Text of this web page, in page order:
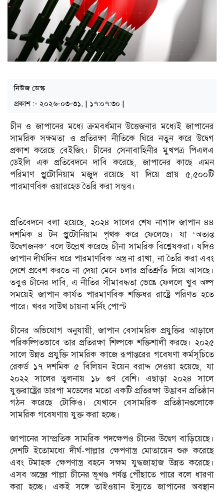
নিউজ ডেস্ক
প্রকাশ :- ২০২৬-০৩-৩১, | ১৭:০৭:৩০ |
চীন ও জাপানের মধ্যে ক্রমবর্ধমান উত্তেজনার মধ্যেই জাপানের
সামরিক সক্ষমতা ও প্রতিরক্ষা নীতিকে ঘিরে নতুন করে উদ্বেগ
প্রকাশ করেছে বেইজিং। চীনের সেনাবাহিনীর মুখপত্র পিএলএ
ডেইলি এক প্রতিবেদনে দাবি করেছে, জাপানের কাছে এমন
পরিমাণ প্লুটোনিয়াম মজুদ রয়েছে যা দিয়ে প্রায় ৫,৫০০টি
পারমাণবিক ওয়ারহেড তৈরি করা সম্ভব।
প্রতিবেদনে বলা হয়েছে, ২০২৪ সালের শেষ নাগাদ জাপান ৪৪
দশমিক ৪ টন প্লুটোনিয়াম পৃথক করে ফেলেছে। যা ‘অত্যন্ত
উদ্বেগজনক’ বলে উল্লেখ করেছে চীনা সামরিক বিশ্লেষকরা। যদিও
জাপান দীর্ঘদিন ধরে পারমাণবিক অস্ত্র না রাখা, না তৈরি করা এবং
দেশে প্রবেশ করতে না দেয়া মেনে চলার প্রতিশ্রুতি দিয়ে আসছে।
তবুও চীনের দাবি, এ নীতির সীমাবদ্ধতা ভেঙে ফেললে খুব অল্প
সময়েই জাপান কার্যত পারমাণবিক শক্তিধর রাষ্ট্রে পরিণত হতে
পারে। খবর সাউথ চায়না মর্নিং পোস্ট
চীনের অভিযোগ অনুযায়ী, জাপান বেসামরিক প্রযুক্তির আড়ালে
পরিকল্পিতভাবে তার প্রতিরক্ষা শিল্পকে শক্তিশালী করছে। ২০২৫
সালে উন্নত প্রযুক্তি সামরিক কাজে রূপান্তরের গবেষণা কর্মসূচিতে
রেকর্ড ১৭ দশমিক ৫ বিলিয়ন ইয়েন বরাদ্দ দেওয়া হয়েছে, যা
২০২২ সালের তুলনায় ১৮ গুণ বেশি। এছাড়া ২০২৪ সালে
যুক্তরাষ্ট্রের ডারপা মডেলের মতো একটি প্রতিরক্ষা উদ্ভাবন প্রতিষ্ঠান
গঠন করেছে টোকিও। যেখানে বেসামরিক প্রতিষ্ঠানগুলোকে
সামরিক গবেষণায় যুক্ত করা হচ্ছে।
জাপানের সাম্প্রতিক সামরিক পদক্ষেপও চীনের উদ্বেগ বাড়িয়েছে।
দেশটি ইতোমধ্যে দীর্ঘ-পাল্লার ক্ষেপণাস্ত্র মোতায়েন শুরু করেছে
এবং টমাহক ক্ষেপণাস্ত্র বহনে সক্ষম যুদ্ধজাহাজ উন্নত করেছে।
এসব অস্ত্রের পাল্লা চীনের ভূখণ্ড পর্যন্ত পৌঁছাতে পারে বলে ধারণা
করা হচ্ছে। একই সঙ্গে তাইওয়ান ইস্যুতে জাপানের অবস্থান